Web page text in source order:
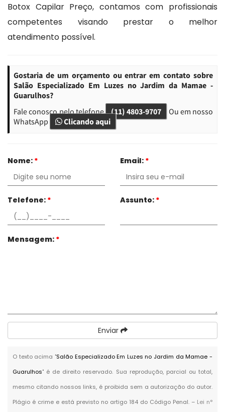
Botox Capilar Preço, contamos com profissionais
competentes visando prestar o melhor
atendimento possível.
Gostaria de um orçamento ou entrar em contato sobre
Salão Especializado Em Luzes no Jardim da Mamae -
Guarulhos?
Fale conosco pelo telefone (11) 4803-9707
Ou em nosso
WhatsApp
Clicando aqui
Nome: * Email: *
Telefone: * Assunto: *
Mensagem: *
Enviar
O texto acima "Salão Especializado Em Luzes no Jardim da Mamae -
Guarulhos" é de direito reservado. Sua reprodução, parcial ou total,
mesmo citando nossos links, é proibida sem a autorização do autor.
Plágio é crime e está previsto no artigo 184 do Código Penal. – Lei n°